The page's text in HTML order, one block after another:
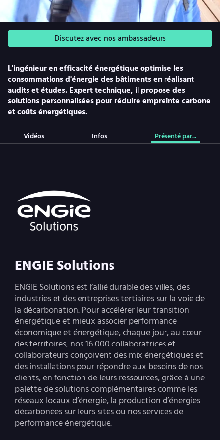
Discutez avec nos ambassadeurs
L'ingénieur en efficacité énergétique optimise les
consommations d'énergie des bâtiments en réalisant
audits et études. Expert technique, il propose des
solutions personnalisées pour réduire empreinte carbone
et coûts énergétiques.
Vidéos Infos Présenté par...
ENGIE Solutions
ENGIE Solutions est l’allié durable des villes, des
industries et des entreprises tertiaires sur la voie de
la décarbonation. Pour accélérer leur transition
énergétique et mieux associer performance
économique et énergétique, chaque jour, au cœur
des territoires, nos 16 000 collaboratrices et
collaborateurs conçoivent des mix énergétiques et
des installations pour répondre aux besoins de nos
clients, en fonction de leurs ressources, grâce à une
palette de solutions complémentaires comme les
réseaux locaux d’énergie, la production d’énergies
décarbonées sur leurs sites ou nos services de
performance énergétique.